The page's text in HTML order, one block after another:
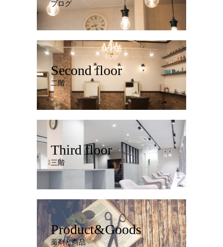
ブログ
Second floor
二階
Third floor
三階
Product&Goods
薬剤と商品